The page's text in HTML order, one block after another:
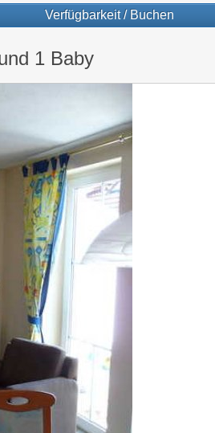
Verfügbarkeit / Buchen
1 Baby